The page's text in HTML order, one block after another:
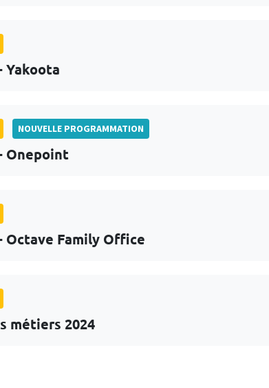
NOUVELLE PROGRAMMATION
Onepoint
Family Office
métiers 2024